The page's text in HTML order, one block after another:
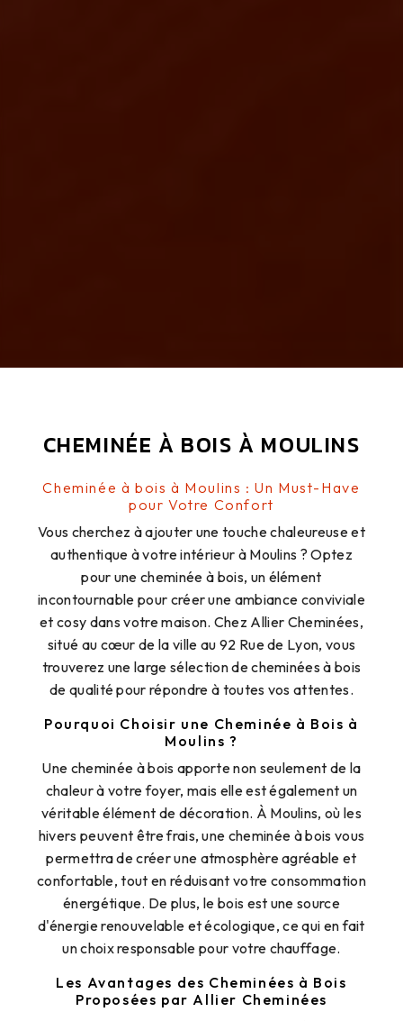
CHEMINÉE À BOIS À MOULINS
Cheminée à bois à Moulins : Un Must-Have
pour Votre Confort
Vous cherchez à ajouter une touche chaleureuse et
authentique à votre intérieur à Moulins ? Optez
pour une cheminée à bois, un élément
incontournable pour créer une ambiance conviviale
et cosy dans votre maison. Chez Allier Cheminées,
situé au cœur de la ville au 92 Rue de Lyon, vous
trouverez une large sélection de cheminées à bois
de qualité pour répondre à toutes vos attentes.
Pourquoi Choisir une Cheminée à Bois à
Moulins ?
Une cheminée à bois apporte non seulement de la
chaleur à votre foyer, mais elle est également un
véritable élément de décoration. À Moulins, où les
hivers peuvent être frais, une cheminée à bois vous
permettra de créer une atmosphère agréable et
confortable, tout en réduisant votre consommation
énergétique. De plus, le bois est une source
d'énergie renouvelable et écologique, ce qui en fait
un choix responsable pour votre chauffage.
Les Avantages des Cheminées à Bois
Proposées par Allier Cheminées